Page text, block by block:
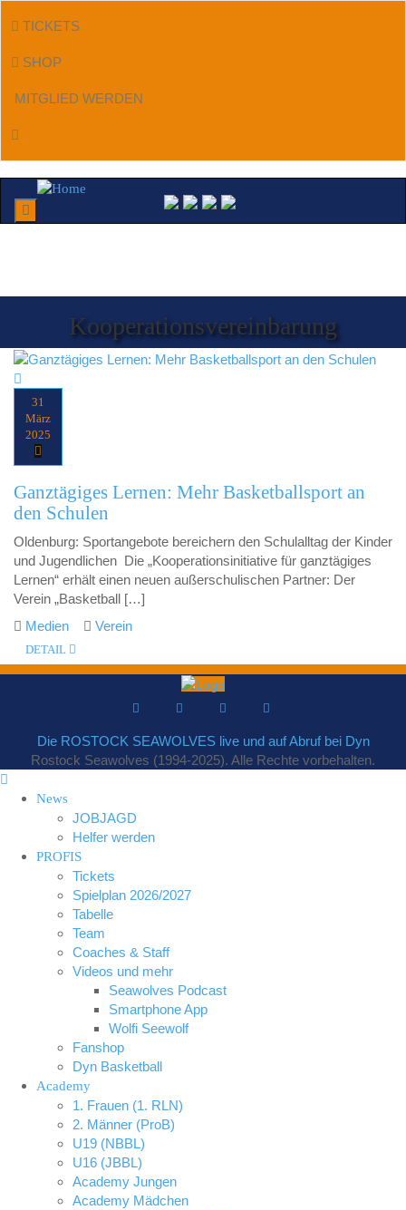
TICKETS
SHOP
MITGLIED WERDEN
Menu
Kooperationsvereinbarung
31
März
2025
Ganztägiges Lernen: Mehr Basketballsport an
den Schulen
Oldenburg: Sportangebote bereichern den Schulalltag der Kinder
und Jugendlichen Die „Kooperationsinitiative für ganztägiges
Lernen“ erhält einen neuen außerschulischen Partner: Der
Verein „Basketball […]
Medien
Verein
DETAIL
Die ROSTOCK SEAWOLVES live und auf Abruf bei Dyn
Rostock Seawolves (1994-2025). Alle Rechte vorbehalten.
News
JOBJAGD
Helfer werden
PROFIS
Tickets
Spielplan 2026/2027
Tabelle
Team
Coaches & Staff
Videos und mehr
Seawolves Podcast
Smartphone App
Wolfi Seewolf
Fanshop
Dyn Basketball
Academy
1. Frauen (1. RLN)
2. Männer (ProB)
U19 (NBBL)
U16 (JBBL)
Academy Jungen
Academy Mädchen